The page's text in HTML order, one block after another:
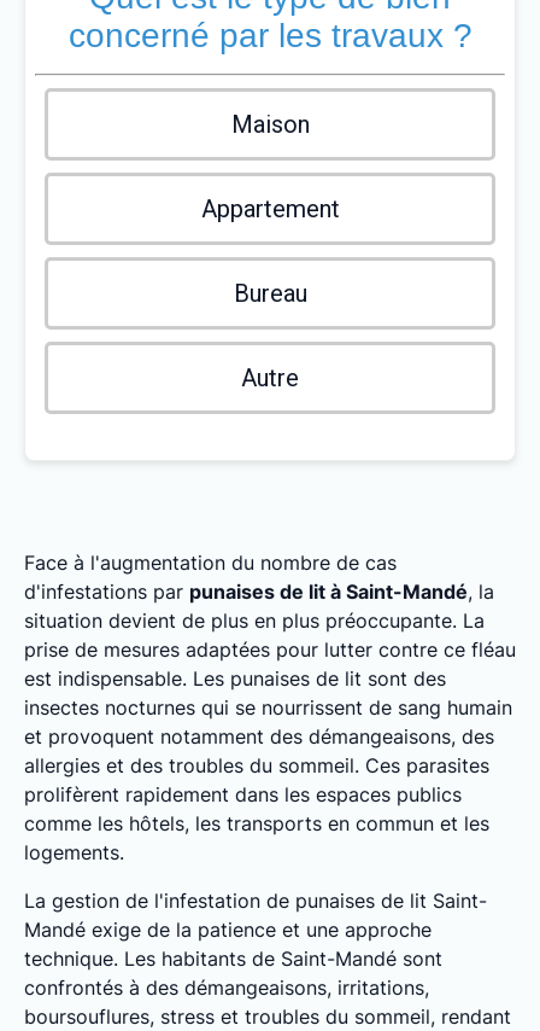
concerné par les travaux ?
Maison
Appartement
Bureau
Autre
Face à l'augmentation du nombre de cas
d'infestations par punaises de lit à Saint-Mandé, la
situation devient de plus en plus préoccupante. La
prise de mesures adaptées pour lutter contre ce fléau
est indispensable. Les punaises de lit sont des
insectes nocturnes qui se nourrissent de sang humain
et provoquent notamment des démangeaisons, des
allergies et des troubles du sommeil. Ces parasites
prolifèrent rapidement dans les espaces publics
comme les hôtels, les transports en commun et les
logements.
La gestion de l'infestation de punaises de lit Saint-
Mandé exige de la patience et une approche
technique. Les habitants de Saint-Mandé sont
confrontés à des démangeaisons, irritations,
boursouflures, stress et troubles du sommeil, rendant